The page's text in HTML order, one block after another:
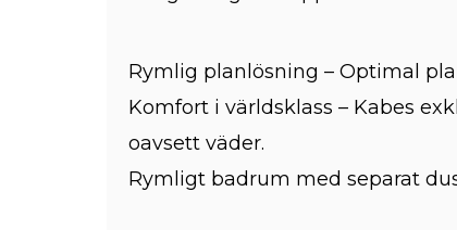
Rymlig planlösning – Optimal
Komfort i världsklass – Kabes
oavsett väder.
Rymligt badrum med separat